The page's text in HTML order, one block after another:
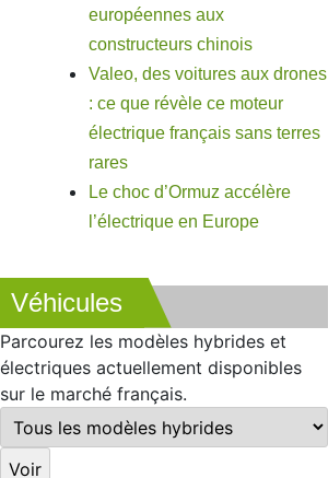
européennes aux
constructeurs chinois
Valeo, des voitures aux drones
: ce que révèle ce moteur
électrique français sans terres
rares
Le choc d’Ormuz accélère
l’électrique en Europe
Véhicules
Parcourez les modèles hybrides et
électriques actuellement disponibles
sur le marché français.